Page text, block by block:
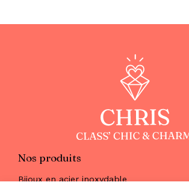
Nos produits
Bijoux en acier inoxydable